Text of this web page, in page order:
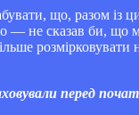
що, разом із
— не сказав би, що
перед